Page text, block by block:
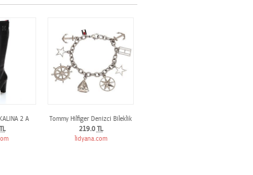
2 A
TL
Tommy Hilfiger Denizci Bileklik
219.0 TL
lidyana.com